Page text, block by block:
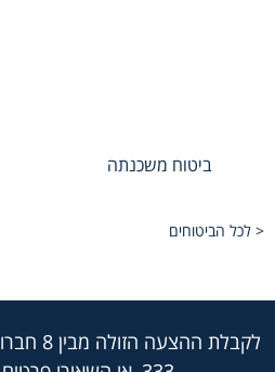
ביטוח משכנתה
< לכל הביטוחים
לקבלת ההצעה הזולה מבין 8 חברות ביטוח חייגו: